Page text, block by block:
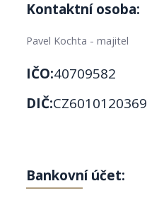
Kontaktní osoba:
Pavel Kochta - majitel
IČO:40709582
DIČ:CZ6010120369
Bankovní účet: